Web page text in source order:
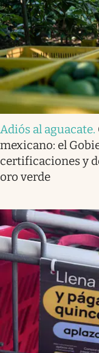
Adiós al aguacate.
mexicano: el
certificaciones y
oro verde